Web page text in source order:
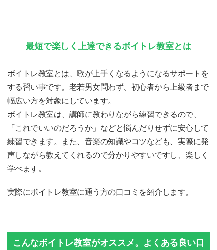
最短で楽しく上達できるボイトレ教室とは
ボイトレ教室とは、歌が上手くなるようになるサポートを
する習い事です。老若男女問わず、初心者から上級者まで
幅広い方を対象にしています。
ボイトレ教室は、講師に教わりながら練習できるので、
「これでいいのだろうか」などと悩んだりせずに安心して
練習できます。また、音楽の知識やコツなども、実際に発
声しながら教えてくれるので分かりやすいですし、楽しく
学べます。
実際にボイトレ教室に通う方の口コミを紹介します。
こんなボイトレ教室がオススメ。よくある良い口